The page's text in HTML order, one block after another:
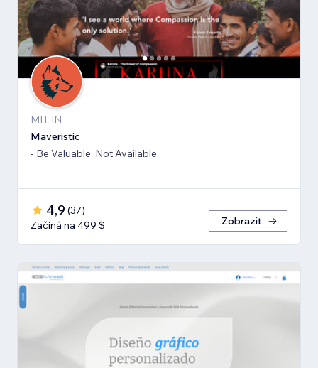
MH, IN
Maveristic
- Be Valuable, Not Available
4,9 (37)
Začíná na 499 $
Zobrazit